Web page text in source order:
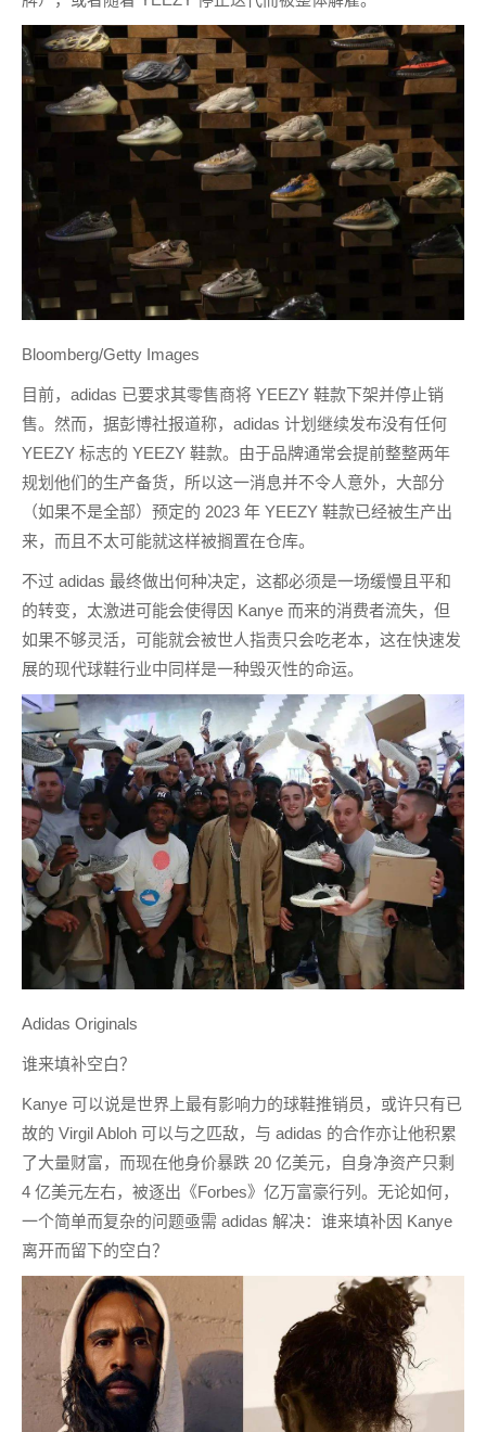
Bloomberg/Getty Images
目前，adidas 已要求其零售商将 YEEZY 鞋款下架并停止销
售。然而，据彭博社报道称，adidas 计划继续发布没有任何
YEEZY 标志的 YEEZY 鞋款。由于品牌通常会提前整整两年
规划他们的生产备货，所以这一消息并不令人意外，大部分
（如果不是全部）预定的 2023 年 YEEZY 鞋款已经被生产出
来，而且不太可能就这样被搁置在仓库。
不过 adidas 最终做出何种决定，这都必须是一场缓慢且平和
的转变，太激进可能会使得因 Kanye 而来的消费者流失，但
如果不够灵活，可能就会被世人指责只会吃老本，这在快速发
展的现代球鞋行业中同样是一种毁灭性的命运。
Adidas Originals
谁来填补空白？
Kanye 可以说是世界上最有影响力的球鞋推销员，或许只有已
故的 Virgil Abloh 可以与之匹敌，与 adidas 的合作亦让他积累
了大量财富，而现在他身价暴跌 20 亿美元，自身净资产只剩
4 亿美元左右，被逐出《Forbes》亿万富豪行列。无论如何，
一个简单而复杂的问题亟需 adidas 解决：谁来填补因 Kanye
离开而留下的空白？